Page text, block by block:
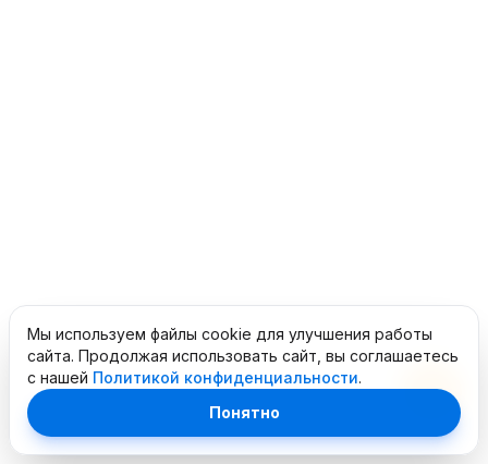
Мы используем файлы cookie для улучшения работы
сайта. Продолжая использовать сайт, вы соглашаетесь
с нашей Политикой конфиденциальности.
Понятно